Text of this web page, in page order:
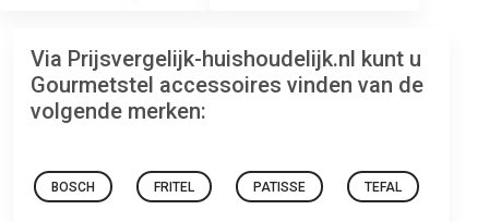
Via Prijsvergelijk-huishoudelijk.nl kunt u
Gourmetstel accessoires vinden van de
volgende merken:
BOSCH FRITEL PATISSE TEFAL